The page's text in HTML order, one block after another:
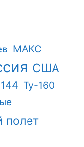
МАКС
США
Ту-160
полет